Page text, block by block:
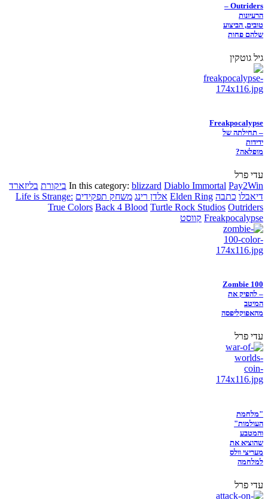
Outriders –
הרעיונות
טובים, הביצוע
שלהם פחות
גיל גוטקין
Freakpocalypse
– תחילתה של
ידידות
מופלאה?
עדי פרל
In this category: blizzard Diablo Immortal Pay2Win ביקורת בליזארד
דיאבלו כתבה Elden Ring אלדן רינג משחק תפקידים Life is Strange:
True Colors Back 4 Blood Turtle Rock Studios Outriders
Freakpocalypse קווסט
Zombie 100
– להפיק את
המיטב
מהאפוקליפסה
עדי פרל
"מלחמת
העולמות"
והמטבע
שהוציא את
מעריצי וולס
למלחמה
עדי פרל